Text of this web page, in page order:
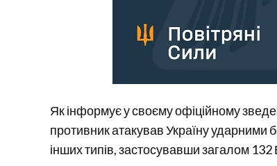
Як інформує у своєму офіційному
противник атакував Україну ударними
інших типів, застосувавши загалом